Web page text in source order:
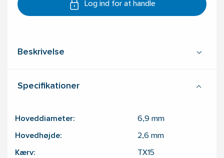
Log ind for at handle
Beskrivelse
Specifikationer
Hoveddiameter: 6,9 mm
Hovedhøjde: 2,6 mm
Kærv: TX15